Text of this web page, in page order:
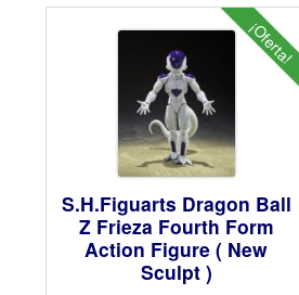
¡Oferta!
S.H.Figuarts Dragon Ball
Z Frieza Fourth Form
Action Figure ( New
Sculpt )